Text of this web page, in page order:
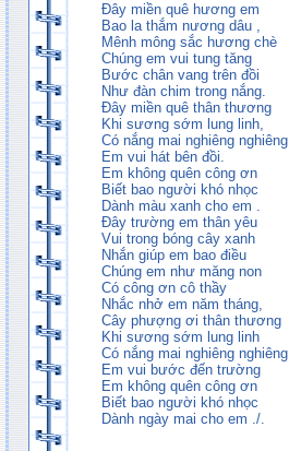
Đây miền quê hương em
Bao la thắm nương dâu ,
Mênh mông sắc hương chè
Chúng em vui tung tăng
Bước chân vang trên đồi
Như đàn chim trong nắng.
Đây miền quê thân thương
Khi sương sớm lung linh,
Có nắng mai nghiêng nghiêng
Em vui hát bên đồi.
Em không quên công ơn
Biết bao người khó nhọc
Dành màu xanh cho em .
Đây trường em thân yêu
Vui trong bóng cây xanh
Nhắn giúp em bao điều
Chúng em như măng non
Có công ơn cô thầy
Nhắc nhở em năm tháng,
Cây phượng ơi thân thương
Khi sương sớm lung linh
Có nắng mai nghiêng nghiêng
Em vui bước đến trường
Em không quên công ơn
Biết bao người khó nhọc
Dành ngày mai cho em ./.